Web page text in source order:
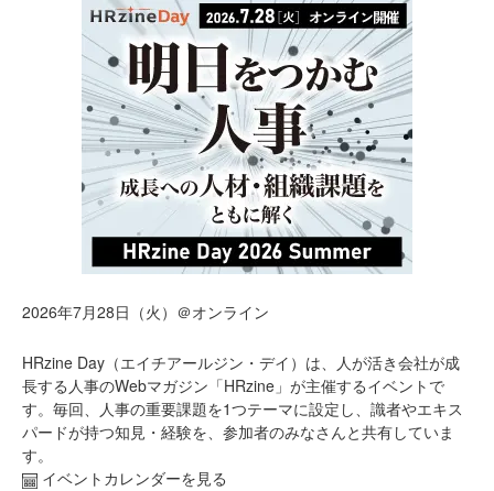
2026年7月28日（火）＠オンライン
HRzine Day（エイチアールジン・デイ）は、人が活き会社が成
長する人事のWebマガジン「HRzine」が主催するイベントで
す。毎回、人事の重要課題を1つテーマに設定し、識者やエキス
パードが持つ知見・経験を、参加者のみなさんと共有していま
す。
イベントカレンダーを見る